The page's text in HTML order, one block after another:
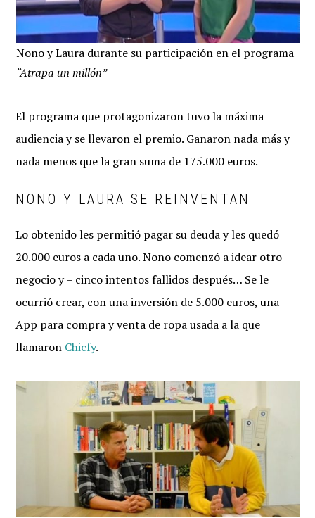
Nono y Laura durante su participación en el programa
“Atrapa un millón”
El programa que protagonizaron tuvo la máxima
audiencia y se llevaron el premio. Ganaron nada más y
nada menos que la gran suma de 175.000 euros.
NONO Y LAURA SE REINVENTAN
Lo obtenido les permitió pagar su deuda y les quedó
20.000 euros a cada uno. Nono comenzó a idear otro
negocio y – cinco intentos fallidos después… Se le
ocurrió crear, con una inversión de 5.000 euros, una
App para compra y venta de ropa usada a la que
llamaron Chicfy.